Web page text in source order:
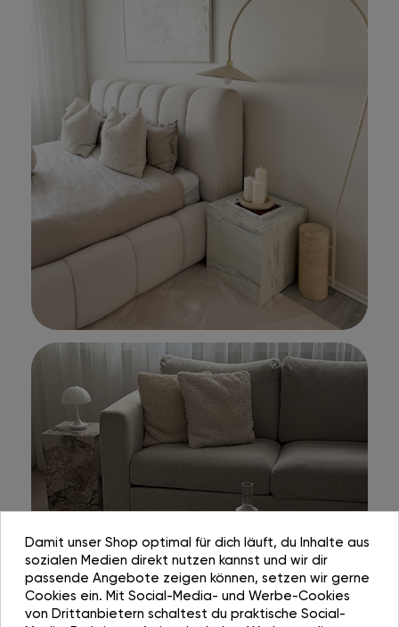
Damit unser Shop optimal für dich läuft, du Inhalte aus
sozialen Medien direkt nutzen kannst und wir dir
passende Angebote zeigen können, setzen wir gerne
Cookies ein. Mit Social-Media- und Werbe-Cookies
von Drittanbietern schaltest du praktische Social-